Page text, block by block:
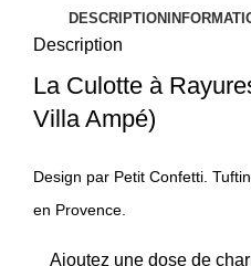
DESCRIPTION
Description
La Culotte à
Villa Ampé)
Design par Petit Confetti.
en Provence.
Ajoutez une dose de